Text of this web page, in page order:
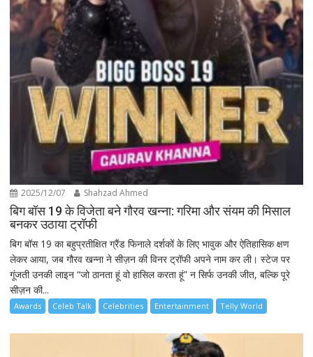
2025/12/07 Shahzad Ahmed
बिग बॉस 19 के विजेता बने गौरव खन्ना: गरिमा और संयम की मिसाल
बनकर उठाया ट्रॉफी
बिग बॉस 19 का बहुप्रतीक्षित ग्रैंड फिनाले दर्शकों के लिए भावुक और ऐतिहासिक क्षण
लेकर आया, जब गौरव खन्ना ने सीज़न की विनर ट्रॉफी अपने नाम कर ली। स्टेज पर
गूंजती उनकी लाइन “जो ठानता हूं वो हासिल करता हूं” न सिर्फ उनकी जीत, बल्कि पूरे
सीज़न की...
Awards Celeb Talk Celebrities Entertainment Telly World